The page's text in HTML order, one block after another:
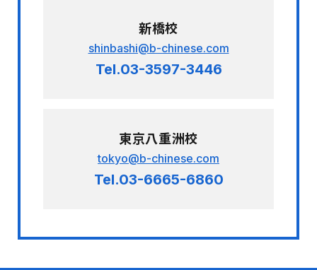
新橋校
shinbashi@b-chinese.com
Tel.03-3597-3446
東京八重洲校
tokyo@b-chinese.com
Tel.03-6665-6860